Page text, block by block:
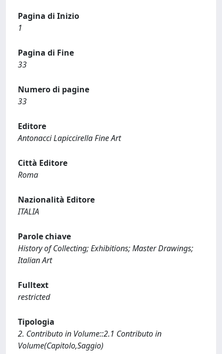
Pagina di Inizio
1
Pagina di Fine
33
Numero di pagine
33
Editore
Antonacci Lapiccirella Fine Art
Città Editore
Roma
Nazionalità Editore
ITALIA
Parole chiave
History of Collecting; Exhibitions; Master Drawings;
Italian Art
Fulltext
restricted
Tipologia
2. Contributo in Volume::2.1 Contributo in
Volume(Capitolo,Saggio)